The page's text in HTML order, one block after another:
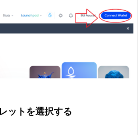
ットを選択する